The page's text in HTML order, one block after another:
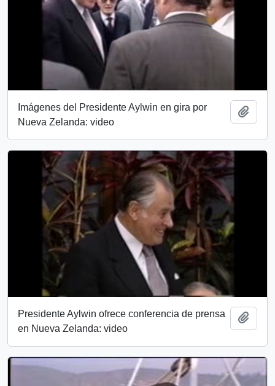
Imágenes del Presidente Aylwin en gira por
Nueva Zelanda: video
Presidente Aylwin ofrece conferencia de prensa
en Nueva Zelanda: video